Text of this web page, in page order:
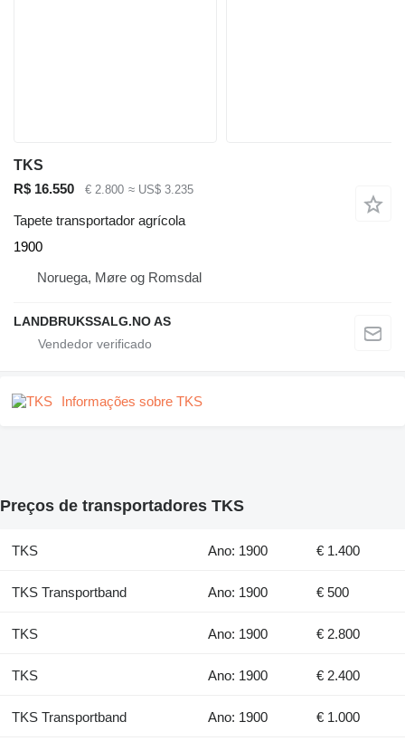
TKS
R$ 16.550
€ 2.800 ≈ US$ 3.235
Tapete transportador agrícola
1900
Noruega, Møre og Romsdal
LANDBRUKSSALG.NO AS
Informações sobre TKS
Preços de transportadores TKS
TKS Ano: 1900 € 1.400
TKS Transportband Ano: 1900 € 500
TKS Ano: 1900 € 2.800
TKS Ano: 1900 € 2.400
TKS Transportband Ano: 1900 € 1.000